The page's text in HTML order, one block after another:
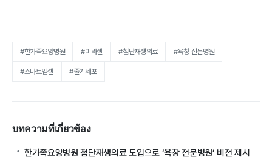
#한가족요양병원 #미라셀 #첨단재생의료 #욕창 전문병원
#스마트엠셀 #줄기세포
บทความที่เกี่ยวข้อง
한가족요양병원 첨단재생의료 도입으로 ‘욕창 전문병원’ 비전 제시